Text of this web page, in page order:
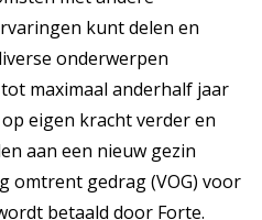
kunt delen en
onderwerpen
maximaal anderhalf jaar
eigen kracht verder en
aan een nieuw gezin
omtrent gedrag (VOG) voor
betaald door Forte.